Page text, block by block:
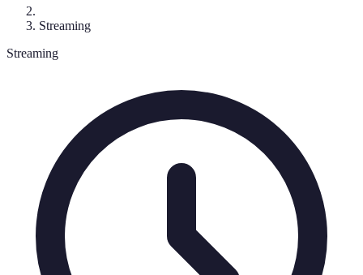
Streaming
Streaming